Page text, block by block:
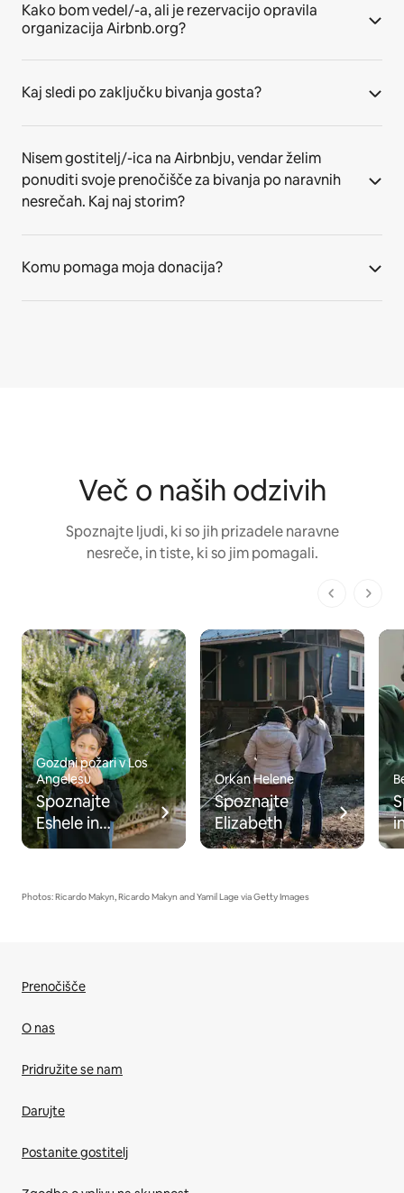
Kako bom vedel/-a, ali je rezervacijo opravila
organizacija Airbnb.org?
Kaj sledi po zaključku bivanja gosta?
Nisem gostitelj/-ica na Airbnbju, vendar želim
ponuditi svoje prenočišče za bivanja po naravnih
nesrečah. Kaj naj storim?
Komu pomaga moja donacija?
Več o naših odzivih
Spoznajte ljudi, ki so jih prizadele naravne
nesreče, in tiste, ki so jim pomagali.
1 od 1 strani
Gozdni požari v Los
Angelesu
Spoznajte
Eshele in
Braydena
Orkan Helene
Spoznajte
Elizabeth
Photos: Ricardo Makyn, Ricardo Makyn and Yamil Lage via Getty Images
Prenočišče
O nas
Pridružite se nam
Darujte
Postanite gostitelj